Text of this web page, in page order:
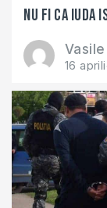
Nu fi ca Iuda
16